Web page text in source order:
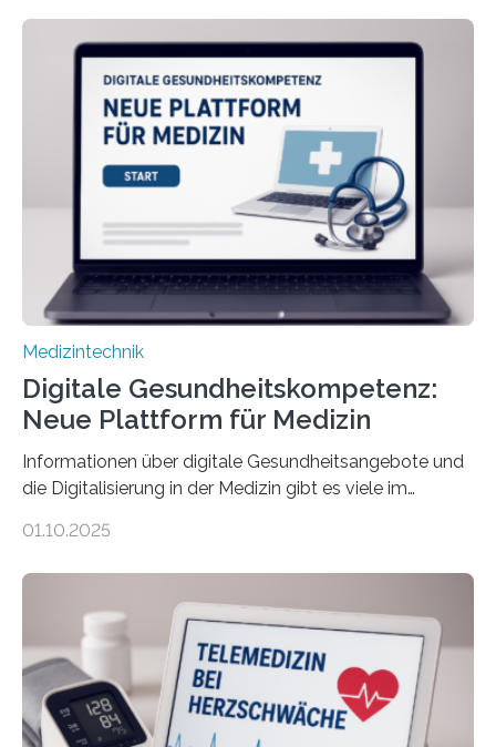
und Boris Burr von der Ruhr-Universität Bochum in
dafür eine technische Schnittstelle, über die
physiologische Daten in Echtzeit an das Sprachmodell
übermittelt werden können. Die Künstliche Intelligenz
kann dadurch auch die Sprache des Körpers
einbeziehen, auf die Menschen keinen bewussten
Einfluss nehmen. Das eröffnet…
Medizintechnik
Digitale Gesundheitskompetenz:
Neue Plattform für Medizin
Informationen über digitale Gesundheitsangebote und
die Digitalisierung in der Medizin gibt es viele im
seriösen und wissenschaftlich abgesicherten Inhalten?
Forscherinnen der Technischen Universität Dresden
(TUD) richtet sich das Portal sowohl an Patientinnen
und Patienten, aber ebenso an medizinisches
Fachpersonal. Für all diese Zielgruppen bietet sie
speziell zugeschnittene Informationen, um deren
01.10.2025